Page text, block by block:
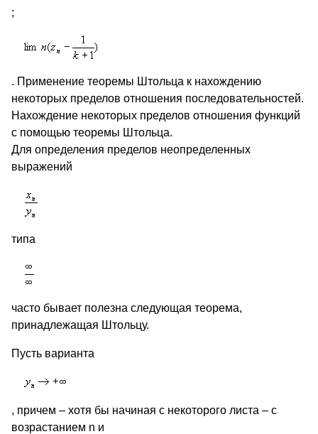
;
. Применение теоремы Штольца к нахождению
некоторых пределов отношения последовательностей.
Нахождение некоторых пределов отношения функций
с помощью теоремы Штольца.
Для определения пределов неопределенных
выражений
типа
часто бывает полезна следующая теорема,
принадлежащая Штольцу.
Пусть варианта
, причем – хотя бы начиная с некоторого листа – с
возрастанием n и